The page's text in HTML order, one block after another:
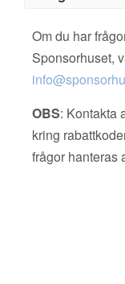
Om du har
Sponsorhuset,
OBS: Kontakta
kring
frågor hanteras